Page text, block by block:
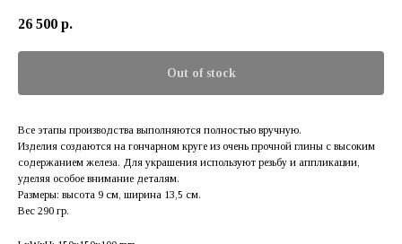
26 500 р.
Out of stock
Все этапы производства выполняются полностью вручную.
Изделия создаются на гончарном круге из очень прочной глины с высоким
содержанием железа. Для украшения используют резьбу и аппликации,
уделяя особое внимание деталям.
Размеры: высота 9 см, ширина 13,5 см.
Вес 290 гр.